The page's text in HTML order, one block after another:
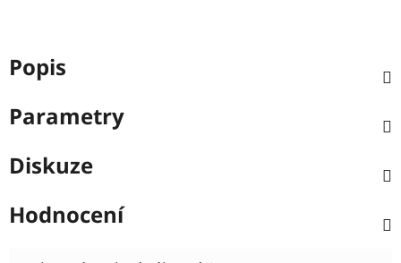
Popis
Parametry
Diskuze
Hodnocení